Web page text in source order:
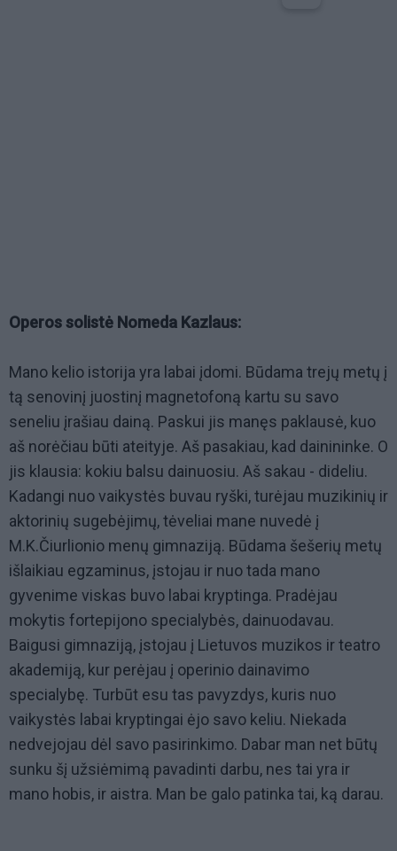
Operos solistė Nomeda Kazlaus:
Mano kelio istorija yra labai įdomi. Būdama trejų metų į
tą senovinį juostinį magnetofoną kartu su savo
seneliu įrašiau dainą. Paskui jis manęs paklausė, kuo
aš norėčiau būti ateityje. Aš pasakiau, kad dainininke. O
jis klausia: kokiu balsu dainuosiu. Aš sakau - dideliu.
Kadangi nuo vaikystės buvau ryški, turėjau muzikinių ir
aktorinių sugebėjimų, tėveliai mane nuvedė į
M.K.Čiurlionio menų gimnaziją. Būdama šešerių metų
išlaikiau egzaminus, įstojau ir nuo tada mano
gyvenime viskas buvo labai kryptinga. Pradėjau
mokytis fortepijono specialybės, dainuodavau.
Baigusi gimnaziją, įstojau į Lietuvos muzikos ir teatro
akademiją, kur perėjau į operinio dainavimo
specialybę. Turbūt esu tas pavyzdys, kuris nuo
vaikystės labai kryptingai ėjo savo keliu. Niekada
nedvejojau dėl savo pasirinkimo. Dabar man net būtų
sunku šį užsiėmimą pavadinti darbu, nes tai yra ir
mano hobis, ir aistra. Man be galo patinka tai, ką darau.